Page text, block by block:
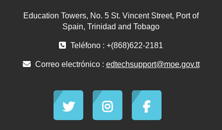
Education Towers, No. 5 St. Vincent Street, Port of
Spain, Trinidad and Tobago
Teléfono : +(868)622-2181
Correo electrónico : edtechsupport@moe.gov.tt